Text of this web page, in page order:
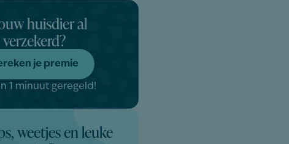
huisdier al
verzekerd?
je premie
1 minuut geregeld!
weetjes en leuke